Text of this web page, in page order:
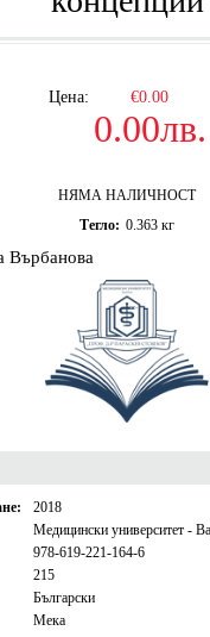
Цена: €0.00
0.00лв.
НЯМА НАЛИЧНОСТ
Тегло: 0.363 кг
Върбанова
2018
Медицински университет -
978-619-221-164-6
215
Български
Мека